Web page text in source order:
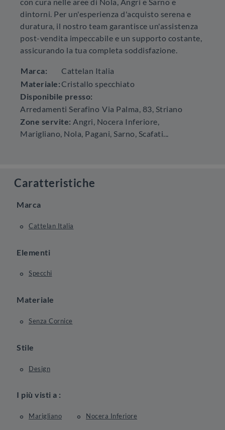
dintorni. Per un'esperienza d'acquisto serena e
duratura, il nostro team garantisce un'assistenza
post-vendita impeccabile e un supporto costante,
assicurando la tua completa soddisfazione.
Marca:
Cattelan Italia
Materiale: Cristallo specchiato
Disponibile presso:
Arredamenti Serafino Via Palma, 83, Striano
Zone servite: Angri, Nocera Inferiore,
Marigliano, Nola, Pagani, Sarno, Scafati...
Caratteristiche
Marca
Cattelan Italia
Elementi
Specchi
Materiale
Senza Cornice
Stile
Design
I più visti a :
Marigliano Nocera Inferiore